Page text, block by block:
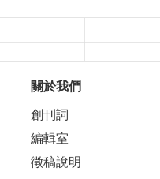
關於我們
創刊詞
編輯室
徵稿說明